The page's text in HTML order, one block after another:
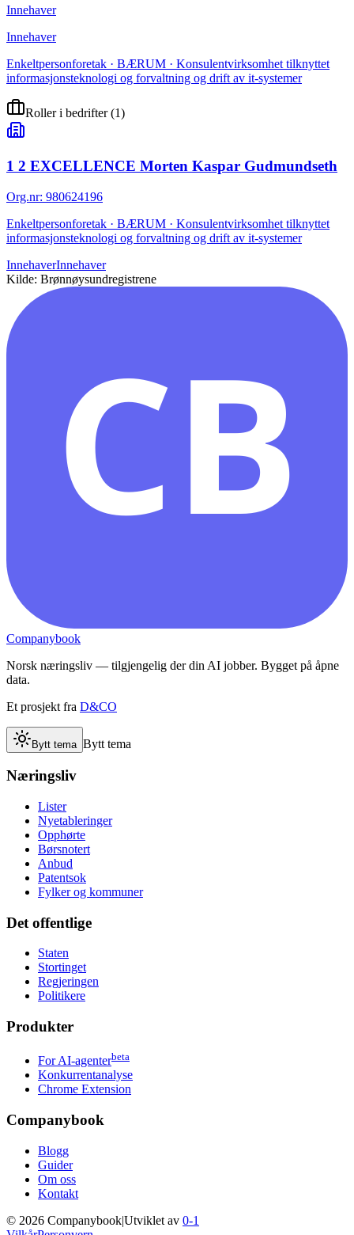
Innehaver
Innehaver
Enkeltpersonforetak · BÆRUM · Konsulentvirksomhet tilknyttet
informasjonsteknologi og forvaltning og drift av it-systemer
Roller i bedrifter(1)
1 2 EXCELLENCE Morten Kaspar Gudmundseth
Org.nr: 980624196
Enkeltpersonforetak · BÆRUM · Konsulentvirksomhet tilknyttet
informasjonsteknologi og forvaltning og drift av it-systemer
InnehaverInnehaver
Kilde: Brønnøysundregistrene
CB
Companybook
Norsk næringsliv — tilgjengelig der din AI jobber. Bygget på åpne
data.
Et prosjekt fra D&CO
Bytt tema Bytt tema
Næringsliv
Lister
Nyetableringer
Opphørte
Børsnotert
Anbud
Patentsok
Fylker og kommuner
Det offentlige
Staten
Stortinget
Regjeringen
Politikere
Produkter
For AI-agenterbeta
Konkurrentanalyse
Chrome Extension
Companybook
Blogg
Guider
Om oss
Kontakt
© 2026 Companybook|Utviklet av 0-1